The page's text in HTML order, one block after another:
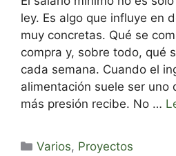
ley. Es algo que influye en
muy concretas. Qué se
compra y, sobre todo, qué
cada semana. Cuando el
alimentación suele ser uno
más presión recibe. No …
Categorías
Varios, Proyectos